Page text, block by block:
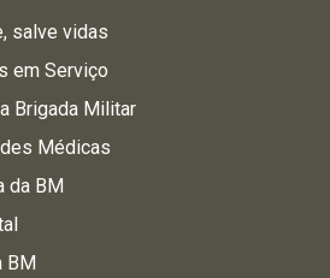
salve vidas
em Serviço
Brigada Militar
Médicas
da BM
BM